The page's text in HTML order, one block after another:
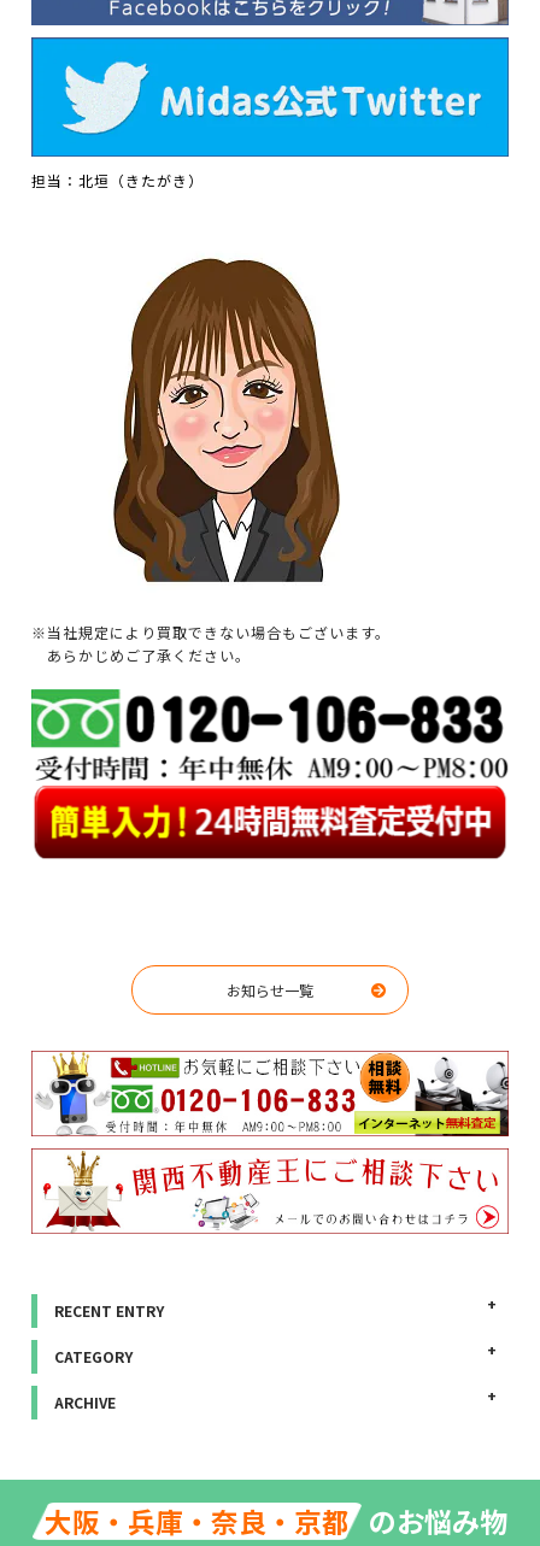
担当：北垣（きたがき）
※当社規定により買取できない場合もございます。
あらかじめご了承ください。
お知らせ一覧
RECENT ENTRY
CATEGORY
ARCHIVE
大阪・兵庫・奈良・京都 のお悩み物